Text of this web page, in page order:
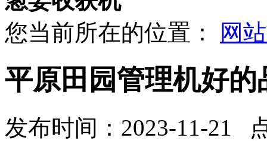
您当前所在的位置：
网
平原田园管理机好的
发布时间：2023-11-21